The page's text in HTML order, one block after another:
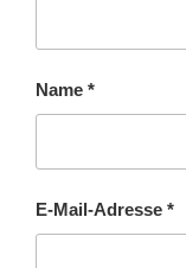
Name *
E-Mail-Adresse *